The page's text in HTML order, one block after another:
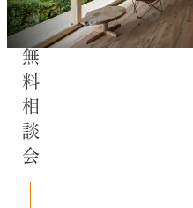
無料相談会